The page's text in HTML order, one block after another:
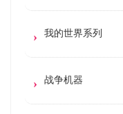
我的世界系列
战争机器